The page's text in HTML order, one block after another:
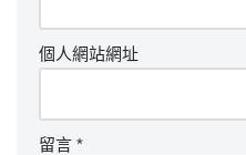
個人網站網址
留言 *